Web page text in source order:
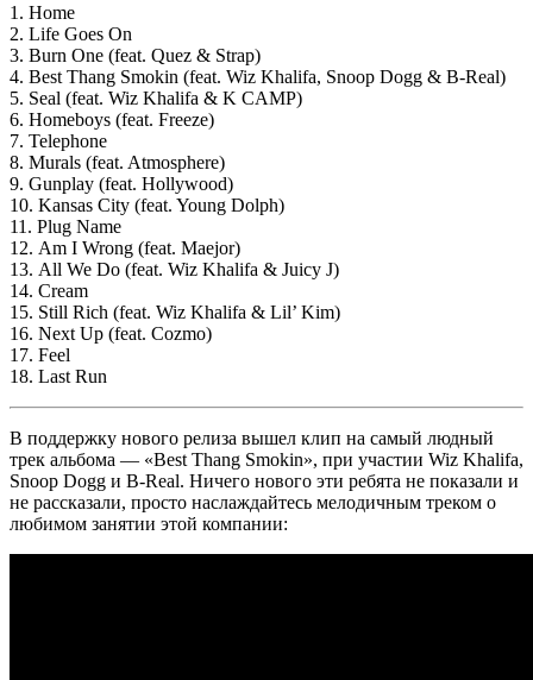
1. Home
2. Life Goes On
3. Burn One (feat. Quez & Strap)
4. Best Thang Smokin (feat. Wiz Khalifa, Snoop Dogg & B-Real)
5. Seal (feat. Wiz Khalifa & K CAMP)
6. Homeboys (feat. Freeze)
7. Telephone
8. Murals (feat. Atmosphere)
9. Gunplay (feat. Hollywood)
10. Kansas City (feat. Young Dolph)
11. Plug Name
12. Am I Wrong (feat. Maejor)
13. All We Do (feat. Wiz Khalifa & Juicy J)
14. Cream
15. Still Rich (feat. Wiz Khalifa & Lil’ Kim)
16. Next Up (feat. Cozmo)
17. Feel
18. Last Run
В поддержку нового релиза вышел клип на самый людный
трек альбома — «Best Thang Smokin», при участии Wiz Khalifa,
Snoop Dogg и B-Real. Ничего нового эти ребята не показали и
не рассказали, просто наслаждайтесь мелодичным треком о
любимом занятии этой компании: